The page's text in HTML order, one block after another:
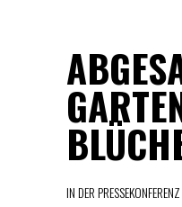
IN DER